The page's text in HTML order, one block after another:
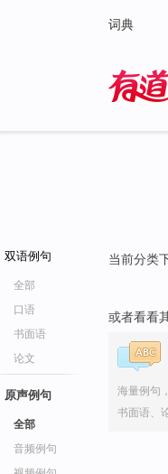
词典
双语例句
全部
口语
书面语
论文
原声例句
全部
音频例句
当前分类
或者看看
海量例句
书面语、